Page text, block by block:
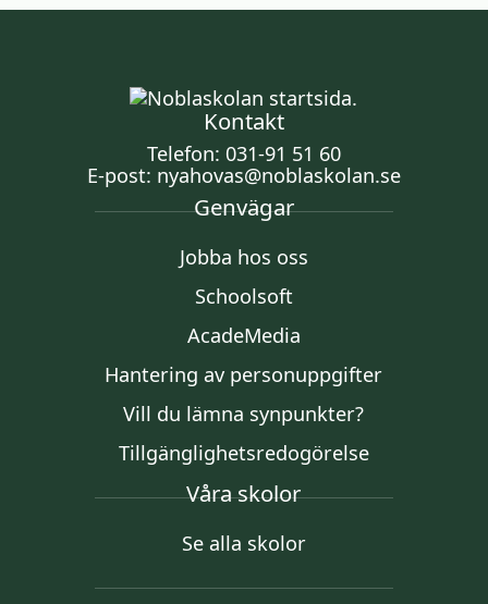
Kontakt
Telefon: 031-91 51 60
E-post: nyahovas@noblaskolan.se
Genvägar
Jobba hos oss
Schoolsoft
AcadeMedia
Hantering av personuppgifter
Vill du lämna synpunkter?
Tillgänglighetsredogörelse
Våra skolor
Se alla skolor